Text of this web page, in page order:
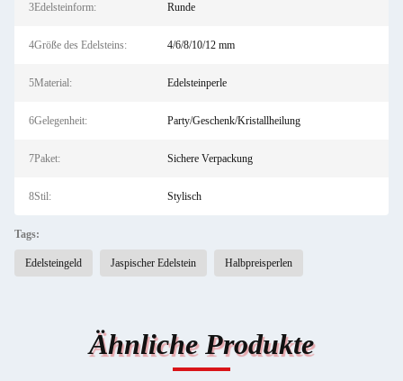
3Edelsteinform: Runde
4Größe des Edelsteins: 4/6/8/10/12 mm
5Material: Edelsteinperle
6Gelegenheit: Party/Geschenk/Kristallheilung
7Paket: Sichere Verpackung
8Stil: Stylisch
Tags:
Edelsteingeld Jaspischer Edelstein Halbpreisperlen
Ähnliche Produkte